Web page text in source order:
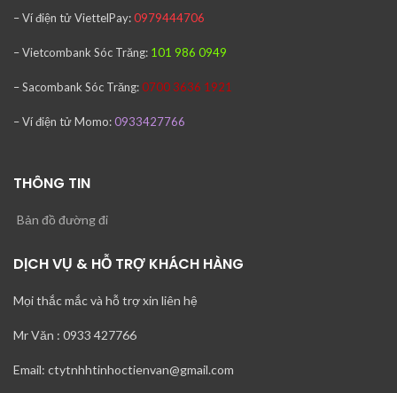
– Ví điện tử ViettelPay:0979444706
– Vietcombank Sóc Trăng: 101 986 0949
– Sacombank Sóc Trăng: 0700 3636 1921
– Ví điện tử Momo:0933427766
THÔNG TIN
Bản đồ đường đi
DỊCH VỤ & HỖ TRỢ KHÁCH HÀNG
Mọi thắc mắc và hỗ trợ xin liên hệ
Mr Văn : 0933 427766
Email: ctytnhhtinhoctienvan@gmail.com